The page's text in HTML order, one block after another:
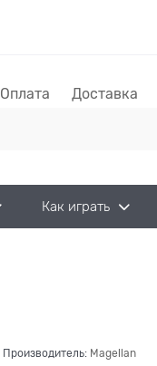
Оплата Доставка
Как играть
Производитель: Magellan